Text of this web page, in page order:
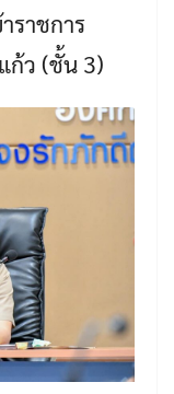
ราชการ
ก้ว (ชั้น 3)